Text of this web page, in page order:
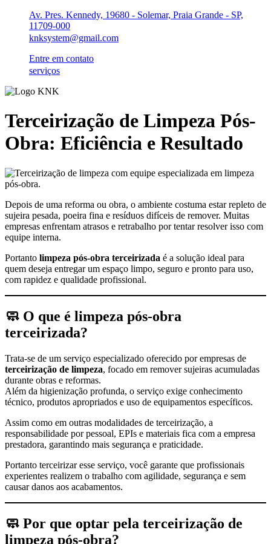
Av. Pres. Kennedy, 19680 - Solemar, Praia Grande - SP,
11709-000
knksystem@gmail.com
Entre em contato
serviços
Terceirização de Limpeza Pós-
Obra: Eficiência e Resultado
Depois de uma reforma ou obra, o ambiente costuma estar repleto de
sujeira pesada, poeira fina e resíduos difíceis de remover. Muitas
empresas enfrentam atrasos e retrabalho por tentar resolver isso com
equipe interna.
Portanto limpeza pós-obra terceirizada é a solução ideal para
quem deseja entregar um espaço limpo, seguro e pronto para uso,
com rapidez e qualidade profissional.
🧼 O que é limpeza pós-obra
terceirizada?
Trata-se de um serviço especializado oferecido por empresas de
terceirização de limpeza, focado em remover sujeiras acumuladas
durante obras e reformas.
Além da higienização profunda, o serviço exige conhecimento
técnico, produtos apropriados e uso de equipamentos específicos.
Assim como em outras modalidades de terceirização, a
responsabilidade por pessoal, EPIs e materiais fica com a empresa
prestadora, garantindo mais segurança e praticidade.
Portanto terceirizar esse serviço, você garante que profissionais
experientes realizem o trabalho com agilidade, segurança e sem
causar danos aos acabamentos.
🧼 Por que optar pela terceirização de
limpeza pós-obra?